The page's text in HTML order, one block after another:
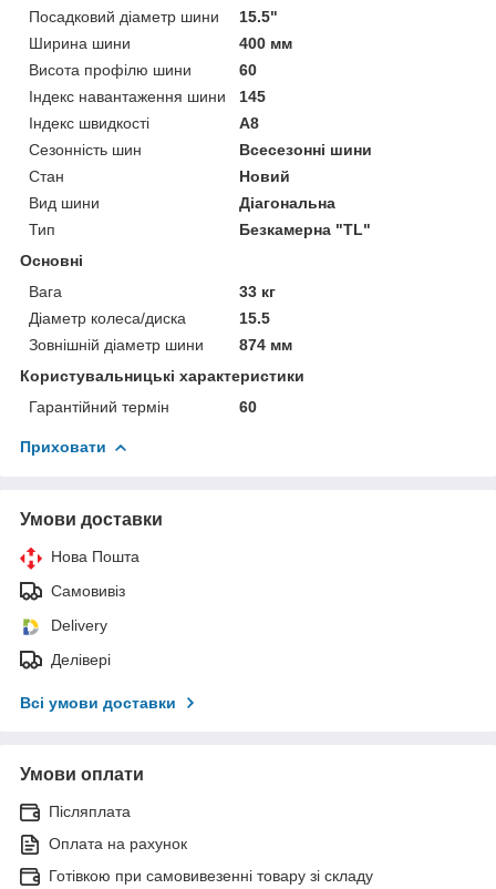
Посадковий діаметр шини
15.5"
Ширина шини
400 мм
Висота профілю шини
60
Індекс навантаження шини
145
Індекс швидкості
A8
Сезонність шин
Всесезонні шини
Стан
Новий
Вид шини
Діагональна
Тип
Безкамерна "TL"
Основні
Вага
33 кг
Діаметр колеса/диска
15.5
Зовнішній діаметр шини
874 мм
Користувальницькі характеристики
Гарантійний термін
60
Приховати
Умови доставки
Нова Пошта
Самовивіз
Delivery
Делівері
Всі умови доставки
Умови оплати
Післяплата
Оплата на рахунок
Готівкою при самовивезенні товару зі складу